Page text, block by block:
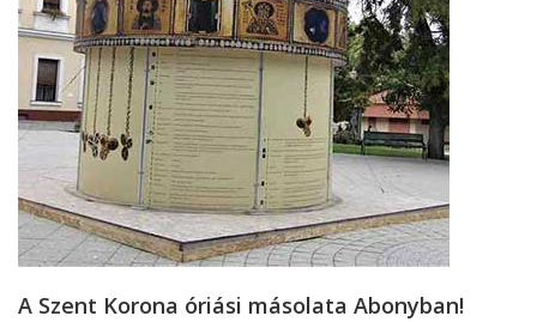
A Szent Korona óriási másolata Abonyban!